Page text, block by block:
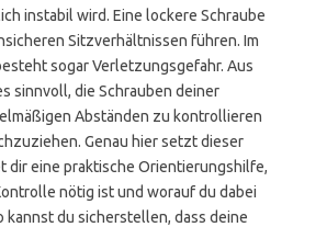
instabil wird. Eine lockere Schraube
Sitzverhältnissen führen. Im
sogar Verletzungsgefahr. Aus
sinnvoll, die Schrauben deiner
Abständen zu kontrollieren
Genau hier setzt dieser
dir eine praktische Orientierungshilfe,
nötig ist und worauf du dabei
kannst du sicherstellen, dass deine